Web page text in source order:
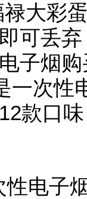
大彩
可丢
子烟
一次性
款口
电子